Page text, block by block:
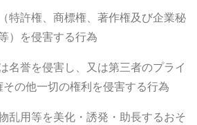
特許権、商標権、著作権及び企業秘
）を侵害する行為
名誉を侵害し、又は第三者のプライ
の他一切の権利を侵害する行為
乱用等を美化・誘発・助長するおそ